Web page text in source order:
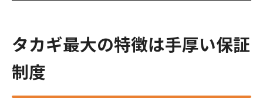
タカギ最大の特徴は手厚い保証
制度